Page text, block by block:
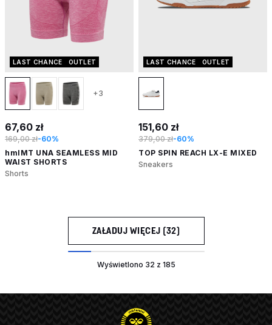
LAST CHANCE OUTLET
+3
67,60 zł
169,00 zł-60%
hmlMT UNA SEAMLESS MID
WAIST SHORTS
Shorts
LAST CHANCE OUTLET
151,60 zł
379,00 zł-60%
TOP SPIN REACH LX-E MIXED
Sneakers
ZAŁADUJ WIĘCEJ (32)
Wyświetlono 32 z 185